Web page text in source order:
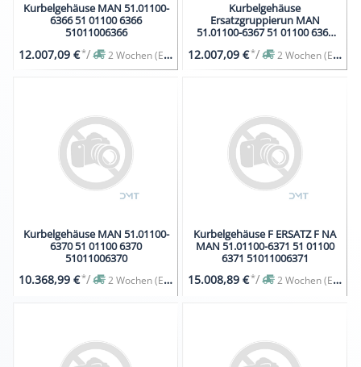
Kurbelgehäuse MAN 51.01100-
6366 51 01100 6366
51011006366
12.007,09 €*/ 2 Wochen (Expresslieferung auf Anfrage)
Kurbelgehäuse
Ersatzgruppierun MAN
51.01100-6367 51 01100 6367
12.007,09 €*/ 2 Wochen (Expresslieferung auf Anfrage)
Kurbelgehäuse MAN 51.01100-
6370 51 01100 6370
51011006370
10.368,99 €*/ 2 Wochen (Expresslieferung auf Anfrage)
Kurbelgehäuse F ERSATZ F NA
MAN 51.01100-6371 51 01100
6371 51011006371
15.008,89 €*/ 2 Wochen (Expresslieferung auf Anfrage)